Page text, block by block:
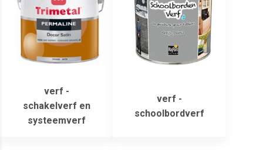
verf -
schakelverf en
systeemverf
verf -
schoolbordverf